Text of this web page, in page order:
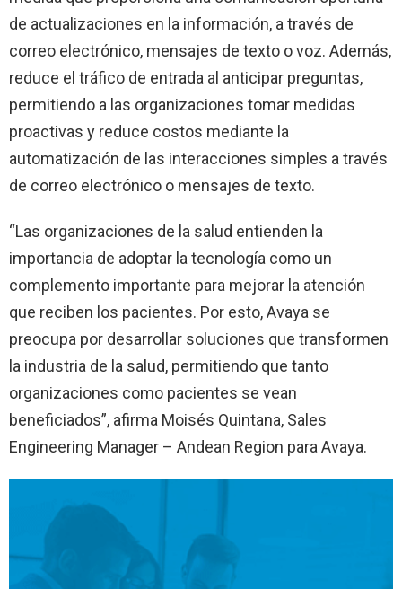
de actualizaciones en la información, a través de
correo electrónico, mensajes de texto o voz. Además,
reduce el tráfico de entrada al anticipar preguntas,
permitiendo a las organizaciones tomar medidas
proactivas y reduce costos mediante la
automatización de las interacciones simples a través
de correo electrónico o mensajes de texto.
“Las organizaciones de la salud entienden la
importancia de adoptar la tecnología como un
complemento importante para mejorar la atención
que reciben los pacientes. Por esto, Avaya se
preocupa por desarrollar soluciones que transformen
la industria de la salud, permitiendo que tanto
organizaciones como pacientes se vean
beneficiados”, afirma Moisés Quintana, Sales
Engineering Manager – Andean Region para Avaya.